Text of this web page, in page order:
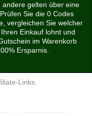
andere gelten über eine
Sie die 0 Codes
vergleichen Sie welcher
Einkauf lohnt und
im Warenkorb
Ersparnis.
Links.